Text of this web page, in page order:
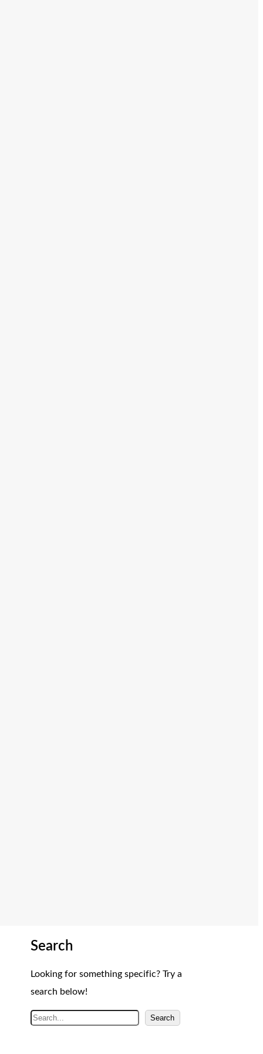
Search
Looking for something specific? Try a
search below!
A
Search